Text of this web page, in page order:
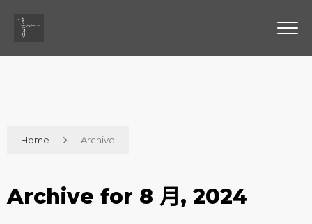
Home Archive
Archive for 8 月, 2024